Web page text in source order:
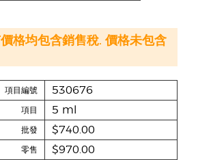
項目編號 530676
項目 5 ml
批發 $740.00
零售 $970.00
格均包含銷售稅. 價格未包含